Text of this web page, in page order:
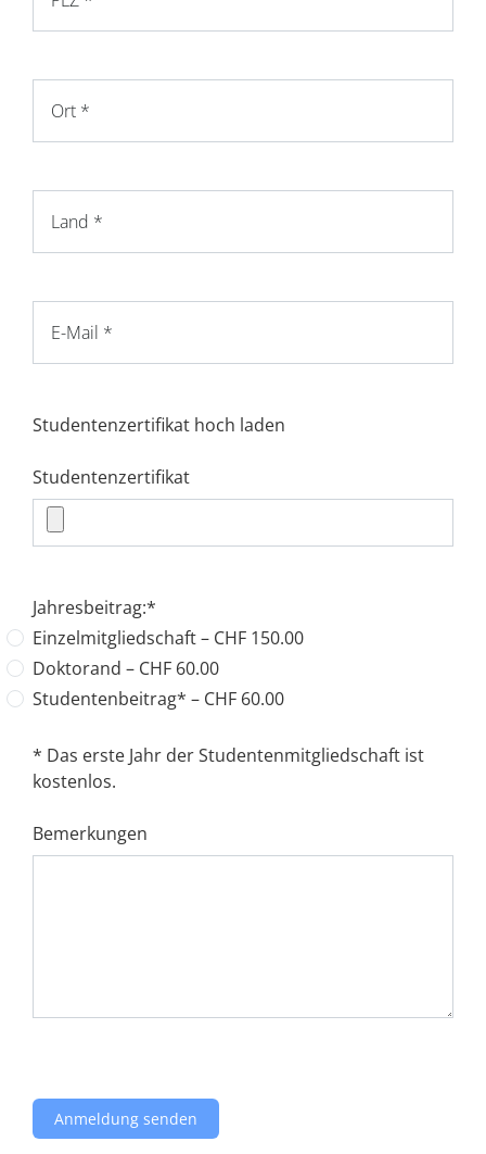
Studentenzertifikat hoch laden
Studentenzertifikat
Jahresbeitrag:*
Einzelmitgliedschaft – CHF 150.00
Doktorand – CHF 60.00
Studentenbeitrag* – CHF 60.00
* Das erste Jahr der Studentenmitgliedschaft ist
kostenlos.
Bemerkungen